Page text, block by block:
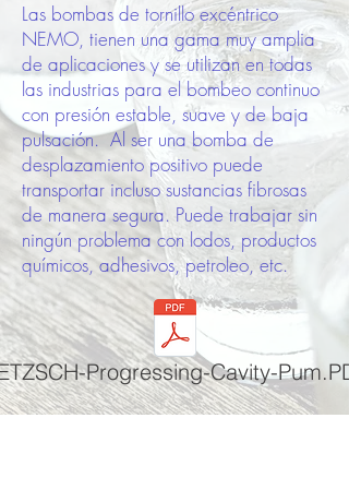
Las bombas de tornillo excéntrico
NEMO, tienen una gama muy amplia
de aplicaciones y se utilizan en todas
las industrias para el bombeo continuo
con presión estable, suave y de baja
pulsación. Al ser una bomba de
desplazamiento positivo puede
transportar incluso sustancias fibrosas
de manera segura. Puede trabajar sin
ningún problema con lodos, productos
químicos, adhesivos, petroleo, etc.
Progressing-Cavity-